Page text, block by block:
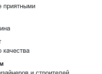
приятными
качества